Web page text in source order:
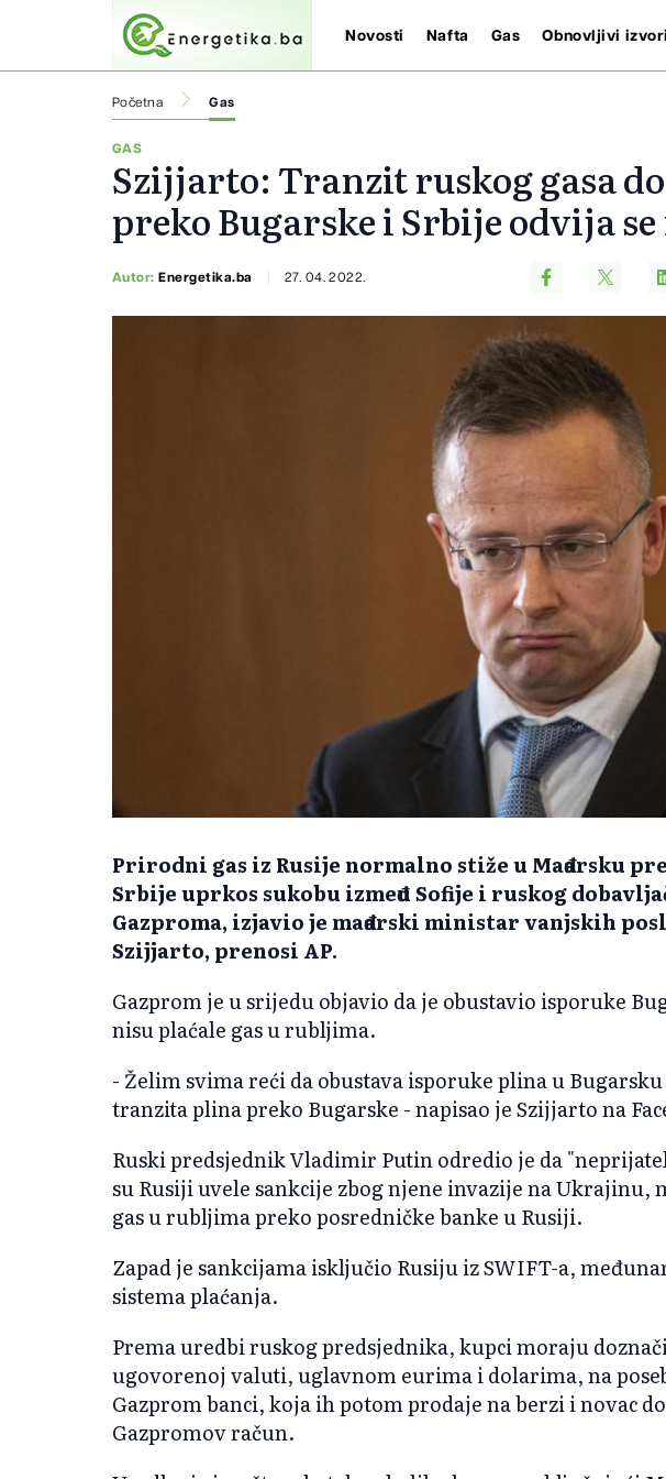
Novosti Nafta Gas Obnovljivi izvori
Početna Gas
GAS
Szijjarto: Tranzit ruskog gasa
preko Bugarske i Srbije odvija
Autor:Energetika.ba 27. 04. 2022.
Prirodni gas iz Rusije normalno stiže u Mađarsku
Srbije uprkos sukobu između Sofije i ruskog
Gazproma, izjavio je mađarski ministar vanjskih
Szijjarto, prenosi AP.
Gazprom je u srijedu objavio da je obustavio isporuke
nisu plaćale gas u rubljima.
- Želim svima reći da obustava isporuke plina u
tranzita plina preko Bugarske - napisao je Szijjarto na
Ruski predsjednik Vladimir Putin odredio je da
su Rusiji uvele sankcije zbog njene invazije na Ukrajinu,
gas u rubljima preko posredničke banke u Rusiji.
Zapad je sankcijama isključio Rusiju iz SWIFT-a,
sistema plaćanja.
Prema uredbi ruskog predsjednika, kupci moraju
ugovorenoj valuti, uglavnom eurima i dolarima, na
Gazprom banci, koja ih potom prodaje na berzi i novac
Gazpromov račun.